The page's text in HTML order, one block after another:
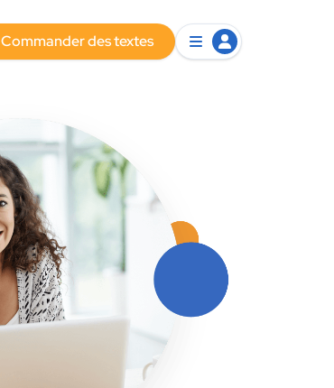
Commander des textes